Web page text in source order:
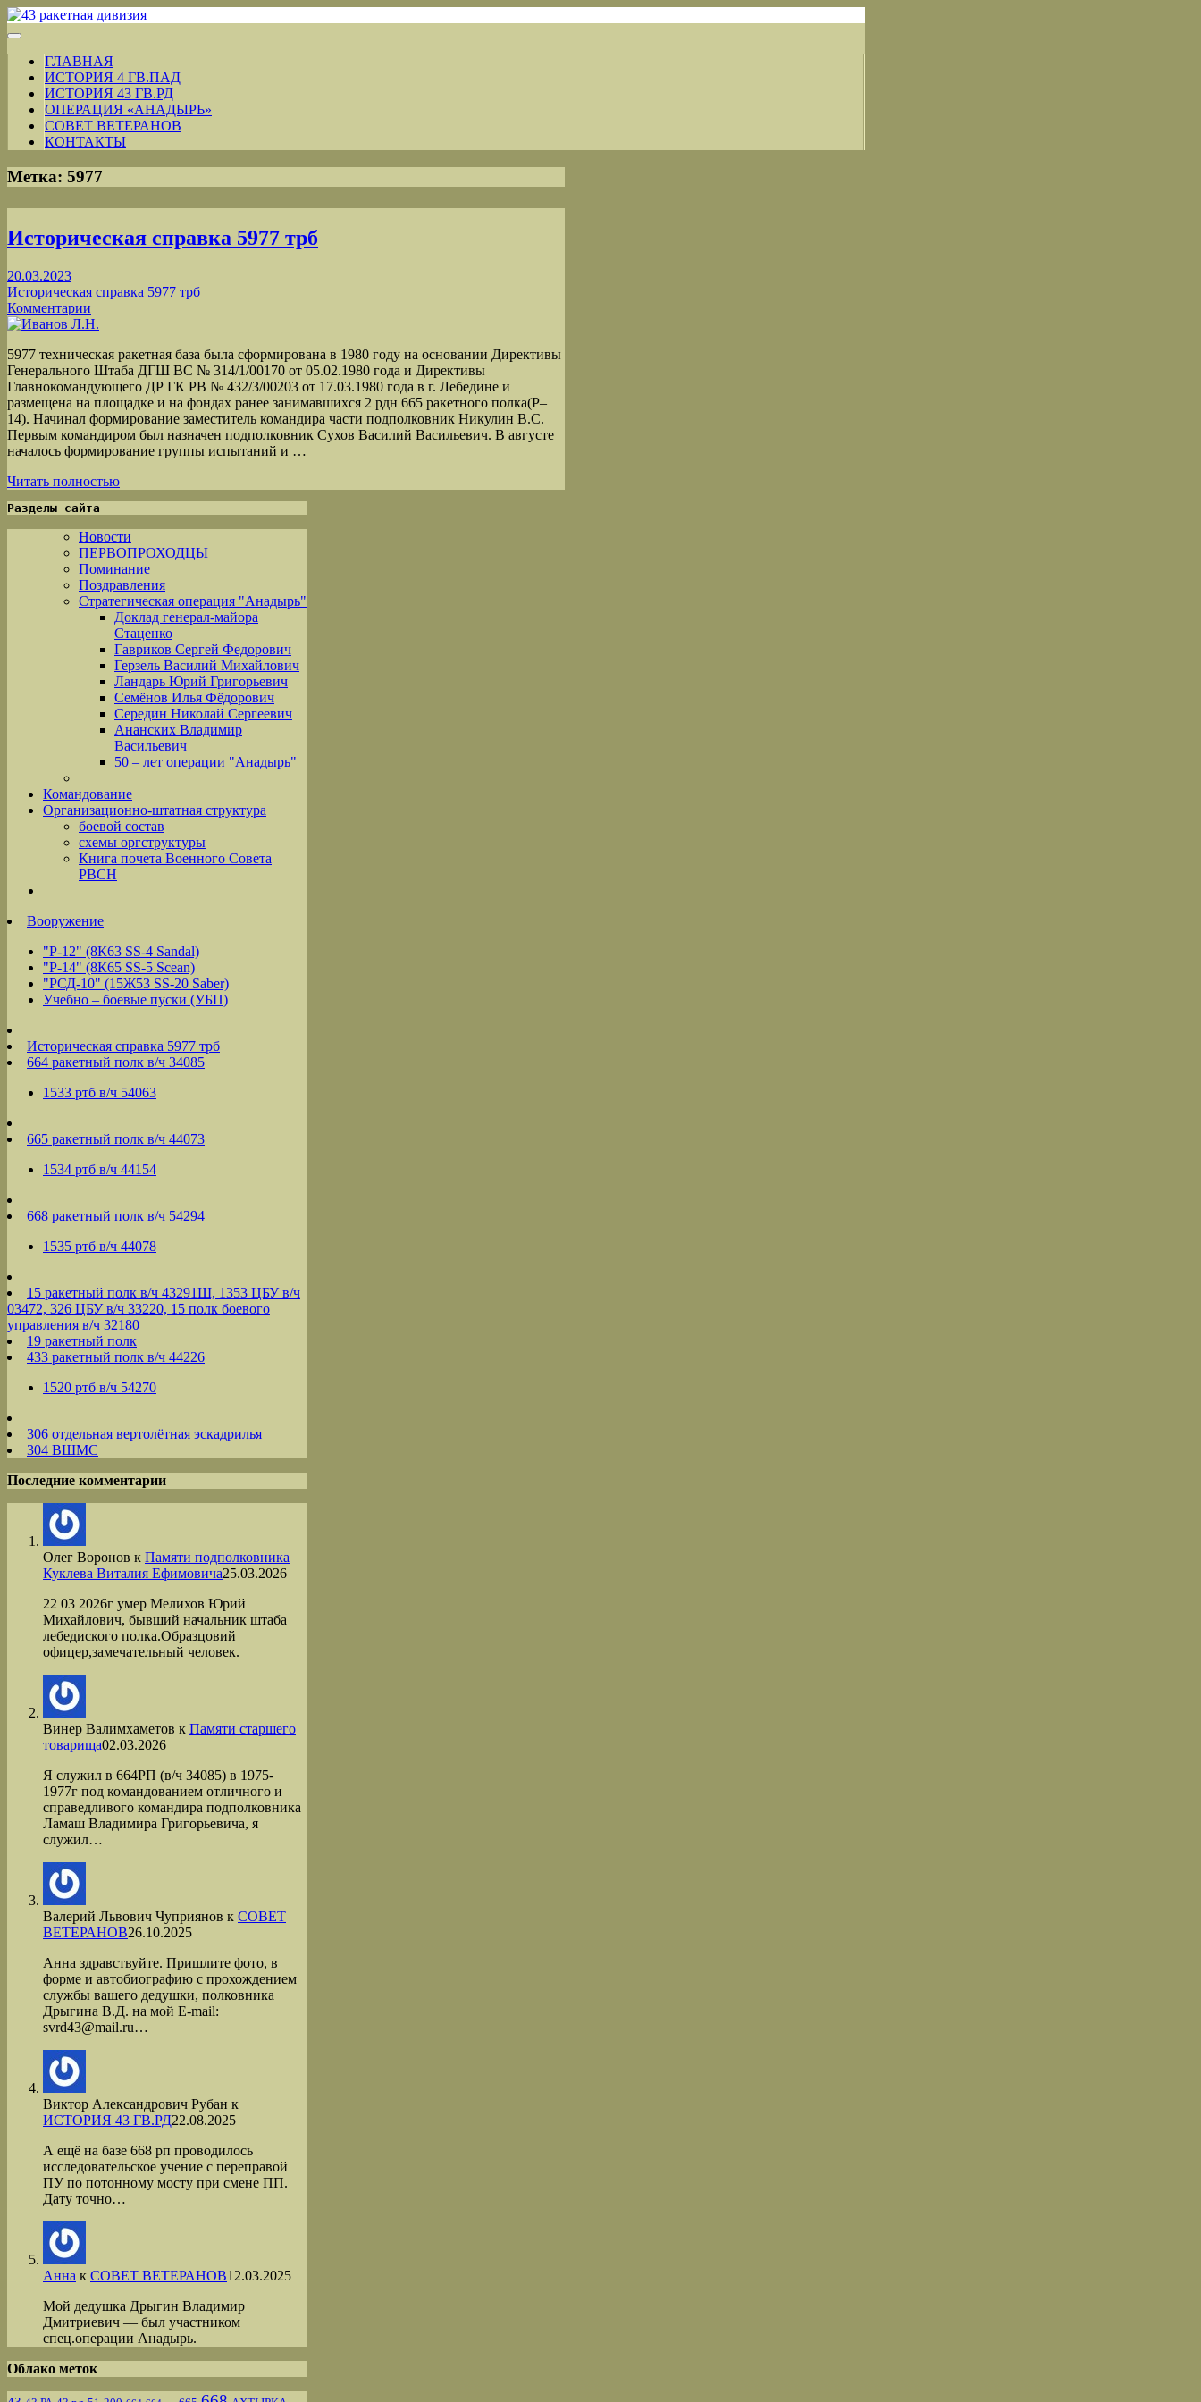
ГЛАВНАЯ
ИСТОРИЯ 4 ГВ.ПАД
ИСТОРИЯ 43 ГВ.РД
ОПЕРАЦИЯ «АНАДЫРЬ»
СОВЕТ ВЕТЕРАНОВ
КОНТАКТЫ
Метка: 5977
Историческая справка 5977 трб
20.03.2023
Историческая справка 5977 трб
Комментарии
5977 техническая ракетная база была сформирована в 1980 году на основании Директивы
Генерального Штаба ДГШ ВС № 314/1/00170 от 05.02.1980 года и Директивы
Главнокомандующего ДР ГК РВ № 432/3/00203 от 17.03.1980 года в г. Лебедине и
размещена на площадке и на фондах ранее занимавшихся 2 рдн 665 ракетного полка(Р–
14). Начинал формирование заместитель командира части подполковник Никулин В.С.
Первым командиром был назначен подполковник Сухов Василий Васильевич. В августе
началось формирование группы испытаний и …
Читать полностью
Разделы сайта
Новости
ПЕРВОПРОХОДЦЫ
Поминание
Поздравления
Стратегическая операция "Анадырь"
Доклад генерал-майора
Стаценко
Гавриков Сергей Федорович
Герзель Василий Михайлович
Ландарь Юрий Григорьевич
Семёнов Илья Фёдорович
Середин Николай Сергеевич
Ананских Владимир
Васильевич
50 – лет операции "Анадырь"
Командование
Организационно-штатная структура
боевой состав
схемы оргструктуры
Книга почета Военного Совета
РВСН
Вооружение
"Р-12" (8К63 SS-4 Sandal)
"Р-14" (8К65 SS-5 Scean)
"РСД-10" (15Ж53 SS-20 Saber)
Учебно – боевые пуски (УБП)
Историческая справка 5977 трб
664 ракетный полк в/ч 34085
1533 ртб в/ч 54063
665 ракетный полк в/ч 44073
1534 ртб в/ч 44154
668 ракетный полк в/ч 54294
1535 ртб в/ч 44078
15 ракетный полк в/ч 43291Ш, 1353 ЦБУ в/ч
03472, 326 ЦБУ в/ч 33220, 15 полк боевого
управления в/ч 32180
19 ракетный полк
433 ракетный полк в/ч 44226
1520 ртб в/ч 54270
306 отдельная вертолётная эскадрилья
304 ВШМС
Последние комментарии
Олег Воронов к Памяти подполковника
Куклева Виталия Ефимовича25.03.2026
22 03 2026г умер Мелихов Юрий
Михайлович, бывший начальник штаба
лебедиского полка.Образцовий
офицер,замечательный человек.
Винер Валимхаметов к Памяти старшего
товарища02.03.2026
Я служил в 664РП (в/ч 34085) в 1975-
1977г под командованием отличного и
справедливого командира подполковника
Ламаш Владимира Григорьевича, я
служил…
Валерий Львович Чуприянов к СОВЕТ
ВЕТЕРАНОВ26.10.2025
Анна здравствуйте. Пришлите фото, в
форме и автобиографию с прохождением
службы вашего дедушки, полковника
Дрыгина В.Д. на мой Е-mail:
svrd43@mail.ru…
Виктор Александрович Рубан к
ИСТОРИЯ 43 ГВ.РД22.08.2025
А ещё на базе 668 рп проводилось
исследовательское учение с переправой
ПУ по потонному мосту при смене ПП.
Дату точно…
Анна к СОВЕТ ВЕТЕРАНОВ12.03.2025
Мой дедушка Дрыгин Владимир
Дмитриевич — был участником
спец.операции Анадырь.
Облако меток